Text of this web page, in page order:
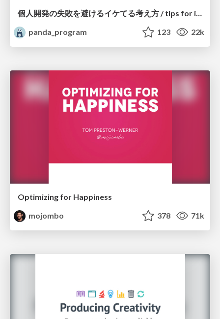
個人開発の失敗を避けるイケてる考え方 / tips for indie hackers
panda_program
123 22k
Optimizing for Happiness
mojombo
378 71k